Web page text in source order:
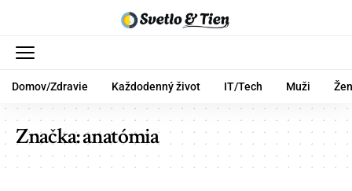
Domov/Zdravie Každodenný život IT/Tech Muži
Značka:anatómia